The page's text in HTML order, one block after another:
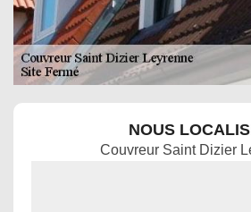
NOUS
Couvreur Saint Dizier